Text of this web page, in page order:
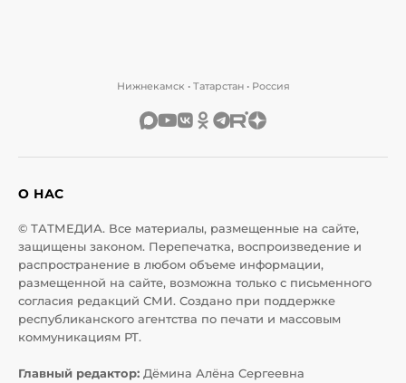
Нижнекамск • Татарстан • Россия
О НАС
© ТАТМЕДИА. Все материалы, размещенные на сайте,
защищены законом. Перепечатка, воспроизведение и
распространение в любом объеме информации,
размещенной на сайте, возможна только с письменного
согласия редакций СМИ. Создано при поддержке
республиканского агентства по печати и массовым
коммуникациям РТ.
Главный редактор: Дёмина Алёна Сергеевна